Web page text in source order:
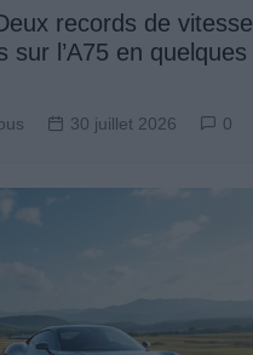
records de vitesse
sur l’A75 en quelques
30 juillet 2026 0